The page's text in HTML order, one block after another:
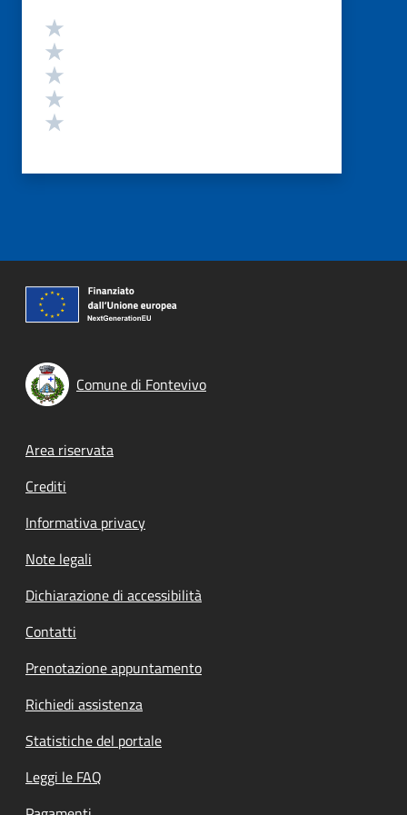
Valutazione
Comune di Fontevivo
Footer menu
Area riservata
Crediti
Informativa privacy
Note legali
Dichiarazione di accessibilità
Contatti
Prenotazione appuntamento
Richiedi assistenza
Statistiche del portale
Leggi le FAQ